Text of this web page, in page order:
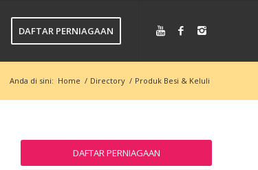
DAFTAR PERNIAGAAN
Anda di sini: Home / Directory / Produk Besi & Keluli
DAFTAR PERNIAGAAN